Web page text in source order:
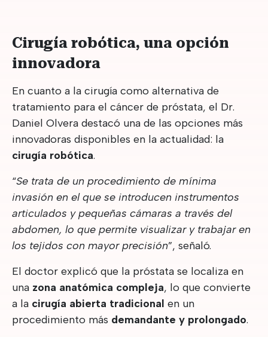
Cirugía robótica, una opción
innovadora
En cuanto a la cirugía como alternativa de
tratamiento para el cáncer de próstata, el Dr.
Daniel Olvera destacó una de las opciones más
innovadoras disponibles en la actualidad: la
cirugía robótica.
“Se trata de un procedimiento de mínima
invasión en el que se introducen instrumentos
articulados y pequeñas cámaras a través del
abdomen, lo que permite visualizar y trabajar en
los tejidos con mayor precisión”, señaló.
El doctor explicó que la próstata se localiza en
una zona anatómica compleja, lo que convierte
a la cirugía abierta tradicional en un
procedimiento más demandante y prolongado.